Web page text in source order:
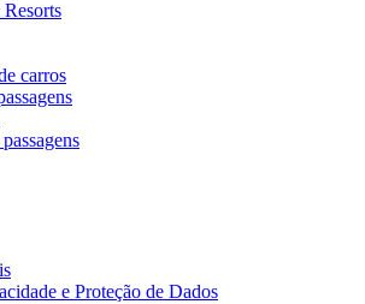
carros
e Proteção de Dados